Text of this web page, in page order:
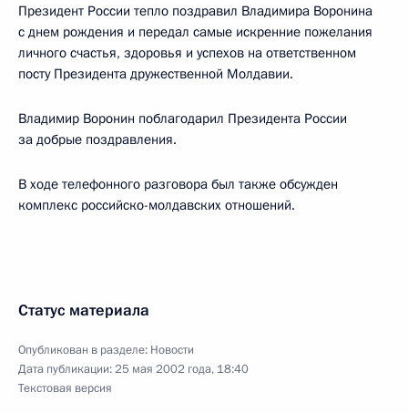
Президент России тепло поздравил Владимира Воронина
с днем рождения и передал самые искренние пожелания
личного счастья, здоровья и успехов на ответственном
посту Президента дружественной Молдавии.
Владимир Воронин поблагодарил Президента России
за добрые поздравления.
В ходе телефонного разговора был также обсужден
комплекс российско-молдавских отношений.
Статус материала
Опубликован в разделе: Новости
Дата публикации:25 мая 2002 года, 18:40
Текстовая версия